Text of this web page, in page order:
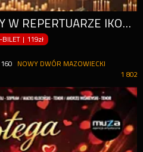
KWARTET SMYCZKOWY W REPERTUARZE IKON MUZYKI POP PRZY ŚWIECACH
BILET |119zł
NOWY DWÓR MAZOWIECKI
1 802